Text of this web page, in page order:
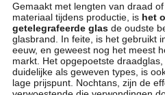
Gemaakt met lengten van draad
materiaal tijdens productie, is het
getelegrafeerde glasde oudste
glasbrand. In feite, is het gebruikt
eeuw, en geweest nog het meest
markt. Het opgepoetste
duidelijke als geweven types, is
lage prijspunt. Nochtans, zijn de